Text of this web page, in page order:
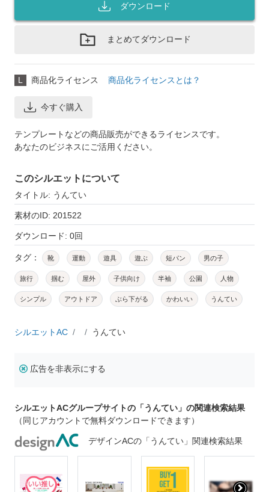
ダウンロード
まとめてダウンロード
L 商品化ライセンス 商品化ライセンスとは？
今すぐ購入
テンプレートなどの商品販売ができるライセンスです。
あなたのビジネスにご活用ください。
このシルエットについて
タイトル: うんてい
素材のID: 201522
ダウンロード: 0回
タグ： 靴 運動 遊具 遊ぶ 短パン 男の子
旅行 掴む 屋外 子供向け 半袖 公園 人物
シンプル アウトドア ぶら下がる かわいい うんてい
シルエットAC うんてい
広告を非表示にする
シルエットACグループサイトの「うんてい」の関連検索結果
（同じアカウントで無料ダウンロードできます）
デザインACの「うんてい」関連検索結果